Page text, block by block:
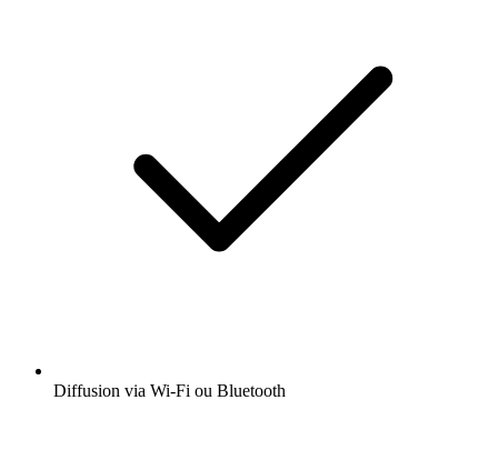
Diffusion via Wi-Fi ou Bluetooth